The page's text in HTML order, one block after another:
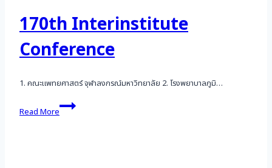
170th Interinstitute
Conference
1. คณะแพทยศาสตร์ จุฬาลงกรณ์มหาวิทยาลัย 2. โรงพยาบาลภูมิ…
Read More
170th
Interinstitute